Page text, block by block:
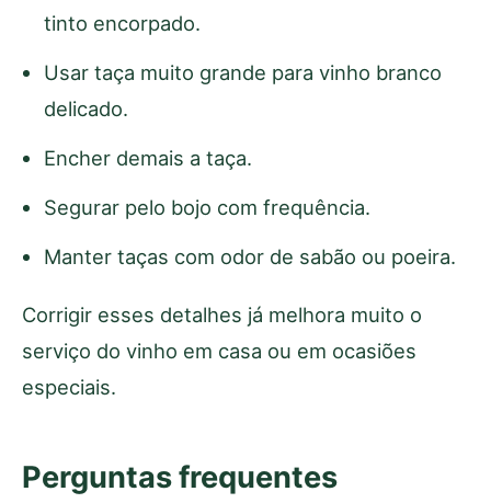
tinto encorpado.
Usar taça muito grande para vinho branco
delicado.
Encher demais a taça.
Segurar pelo bojo com frequência.
Manter taças com odor de sabão ou poeira.
Corrigir esses detalhes já melhora muito o
serviço do vinho em casa ou em ocasiões
especiais.
Perguntas frequentes